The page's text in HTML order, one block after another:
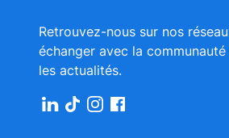
Retrouvez-nous sur nos
échanger avec la
les actualités.